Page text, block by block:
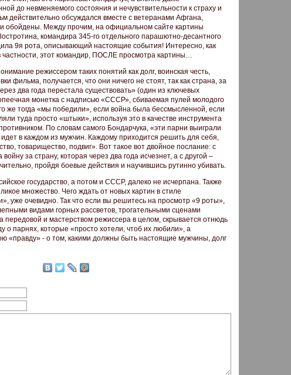
до невменяемого состояния и нечувствительности к страху и
действительно обсуждался вместе с ветеранами Афгана,
обойдены. Между прочим, на официальном сайте картины
командира 345-го отдельного парашютно-десантного
9я рота, описывающий настоящие события! Интересно, как
частности, этот командир, ПОСЛЕ просмотра картины…
режиссером таких понятий как долг, воинская честь,
фильма, получается, что они ничего не стоят, так как страна, за
два года перестала существовать» (один из ключевых
монетка с надписью «СССР», сбиваемая пулей молодого
же тогда «мы победили», если война была бессмысленной, если
туда просто «штыки», используя это в качестве инструмента
По словам самого Бондарчука, «эти парни выиграли
в каждом из мужчин. Каждому приходится решить для себя,
товарищество, подвиг». Вот такое вот двойное послание: с
за страну, которая через два года исчезнет, а с другой –
пройдя боевые действия и научившись рутинно убивать.
государство, а потом и СССР, далеко не исчерпана. Также
множество. Чего ждать от новых картин в стиле
уже очевидно. Так что если вы решитесь на просмотр «9 роты»,
видами горных рассветов, трогательными сценами
передовой и мастерством режиссера в целом, скрывается отнюдь
о парнях, которые «просто хотели, чтоб их любили», а
«правду» - о том, какими должны быть настоящие мужчины, долг